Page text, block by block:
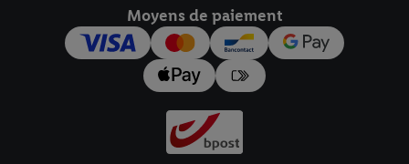
Moyens de paiement
pour l’avenir dans notredéclaration relative à la protection des
données
Vous trouverez les impressions ici.